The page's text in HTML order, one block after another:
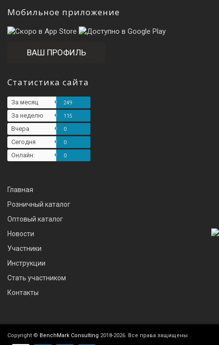
Мобильное приложение
ВАШ ПРОФИЛЬ
Статистика сайта
За месяц 249
За неделю 115
Вчера 0
Сегодня 0
Онлайн: 0
Главная
Розничный каталог
Оптовый каталог
Новости
Участники
Инструкции
Стать участником
Контакты
Copyright © BenchMark Consulting 2018-2026. Все права защищены